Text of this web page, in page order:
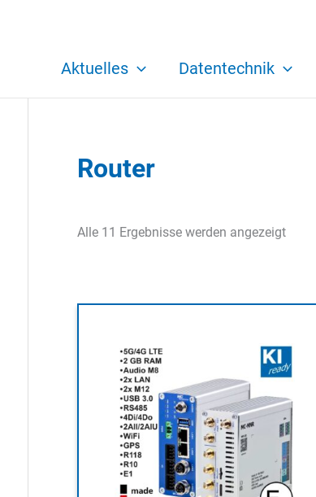
Aktuelles Datentechnik
Router
Alle 11 Ergebnisse werden angezeigt